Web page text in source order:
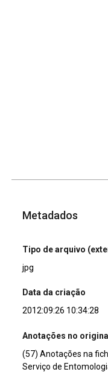
Metadados
Tipo de arquivo
jpg
Data da criação
2012:09:26 10:34:28
Anotações no original
(57) Anotações na
Serviço de